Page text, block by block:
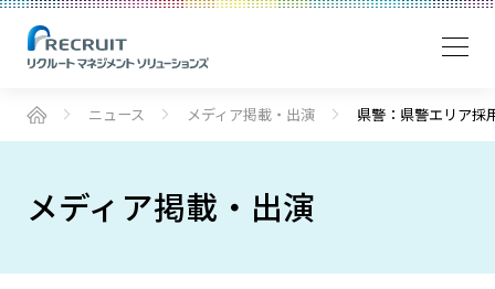
ニュース メディア掲載・出演 県警：県警エリア
メディア掲載・出演